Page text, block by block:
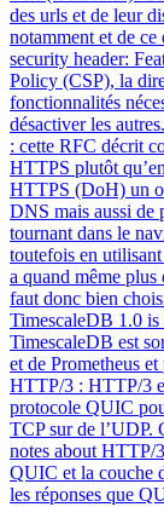
des urls et de leur
notamment et de
security header:
Policy (CSP), la
fonctionnalités
désactiver les
: cette RFC décrit
HTTPS plutôt
HTTPS (DoH) un
DNS mais aussi de
tournant dans le
toutefois en
a quand même
faut donc bien
TimescaleDB 1.0
TimescaleDB est
et de Prometheus
HTTP/3 : HTTP/3
protocole QUIC
TCP sur de l’UDP.
notes about HTTP/
QUIC et la couche
les réponses que